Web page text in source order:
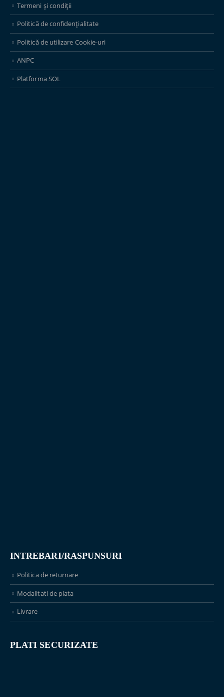
Termeni și condiții
Politică de confidențialitate
Politică de utilizare Cookie-uri
ANPC
Platforma SOL
INTREBARI/RASPUNSURI
Politica de returnare
Modalitati de plata
Livrare
PLATI SECURIZATE